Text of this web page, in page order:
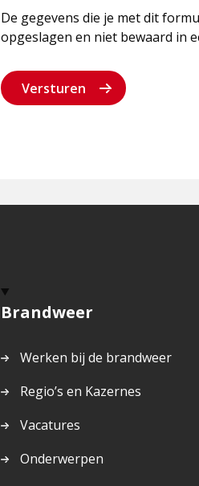
De gegevens die je met dit
opgeslagen en niet bewaard in
Brandweer
Werken bij de brandweer
Regio’s en Kazernes
Vacatures
Onderwerpen